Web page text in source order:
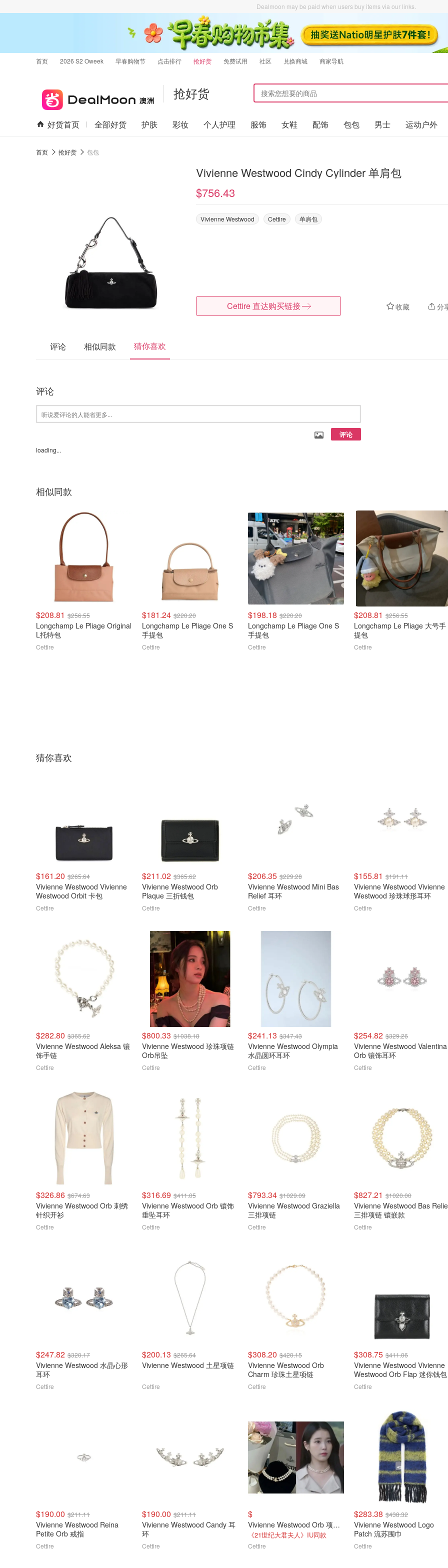
Dealmoon may be paid when users buy items via our links.
首页 2026 S2 Oweek 早春购物节 点击排行 抢好货 免费试用 社区 兑换商城 商家导航
抢好货
好货首页 全部好货 护肤 彩妆 个人护理 服饰 女鞋 配饰 包包 男士 运动户外
首页 抢好货 包包
Vivienne Westwood Cindy Cylinder 单肩包
$756.43
Vivienne Westwood Cettire 单肩包
收藏 分
Cettire 直达购买链接
评论 相似同款 猜你喜欢
评论
评论
loading...
相似同款
$208.81 $256.55
Longchamp Le Pliage Original
L托特包
Cettire
$181.24 $220.20
Longchamp Le Pliage One S
手提包
Cettire
$198.18 $220.20
Longchamp Le Pliage One S
手提包
Cettire
$208.81 $256.55
Longchamp Le Pliage 大号手
提包
Cettire
猜你喜欢
$161.20 $265.64
Vivienne Westwood Vivienne
Westwood Orbit 卡包
Cettire
$211.02 $365.62
Vivienne Westwood Orb
Plaque 三折钱包
Cettire
$206.35 $229.28
Vivienne Westwood Mini Bas
Relief 耳环
Cettire
$155.81 $191.11
Vivienne Westwood Vivienne
Westwood 珍珠球形耳环
Cettire
$282.80 $365.62
Vivienne Westwood Aleksa 镶
饰手链
Cettire
$800.33 $1038.18
Vivienne Westwood 珍珠项链
Orb吊坠
Cettire
$241.13 $347.43
Vivienne Westwood Olympia
水晶圆环耳环
Cettire
$254.82 $329.26
Vivienne Westwood Valentina
Orb 镶饰耳环
Cettire
$326.86 $674.63
Vivienne Westwood Orb 刺绣
针织开衫
Cettire
$316.69 $411.05
Vivienne Westwood Orb 镶饰
垂坠耳环
Cettire
$793.34 $1029.09
Vivienne Westwood Graziella
三排项链
Cettire
$827.21 $1020.00
Vivienne Westwood Bas
三排项链 镶嵌款
Cettire
$247.82 $320.17
Vivienne Westwood 水晶心形
耳环
Cettire
$200.13 $265.64
Vivienne Westwood 土星项链
Cettire
$308.20 $420.15
Vivienne Westwood Orb
Charm 珍珠土星项链
Cettire
$308.75 $411.06
Vivienne Westwood Vivienne
Westwood Orb Flap 迷你钱包
Cettire
$190.00 $211.11
Vivienne Westwood Reina
Petite Orb 戒指
Cettire
$190.00 $211.11
Vivienne Westwood Candy 耳
环
Cettire
$
Vivienne Westwood Orb 项链 饰牌
《21世纪大君夫人》IU同款
Cettire
$283.38 $438.32
Vivienne Westwood Logo
Patch 流苏围巾
Cettire